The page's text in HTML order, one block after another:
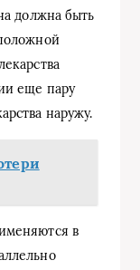
должна быть
еще пару
наружу.
в